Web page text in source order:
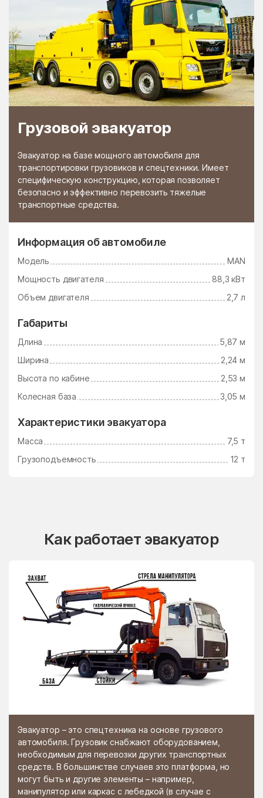
Грузовой эвакуатор
Эвакуатор на базе мощного автомобиля для
транспортировки грузовиков и спецтехники. Имеет
специфическую конструкцию, которая позволяет
безопасно и эффективно перевозить тяжелые
транспортные средства.
Информация об автомобиле
Модель
MAN
Мощность двигателя
88,3 кВт
Объем двигателя
2,7 л
Габариты
Длина
5,87 м
Ширина
2,24 м
Высота по кабине
2,53 м
Колесная база
3,05 м
Характеристики эвакуатора
Масса
7,5 т
Грузоподъемность
12 т
Как работает эвакуатор
Эвакуатор – это спецтехника на основе грузового
автомобиля. Грузовик снабжают оборудованием,
необходимым для перевозки других транспортных
средств. В большинстве случаев это платформа, но
могут быть и другие элементы – например,
манипулятор или каркас с лебедкой (в случае с